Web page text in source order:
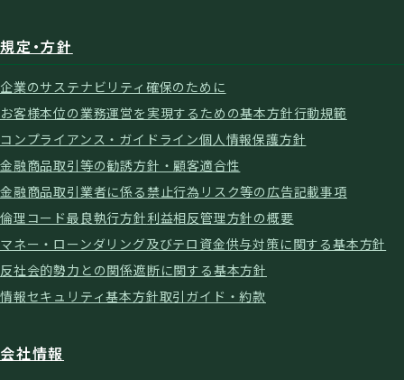
規定・方針
企業のサステナビリティ確保のために
お客様本位の業務運営を実現するための基本方針行動規範
コンプライアンス・ガイドライン個人情報保護方針
金融商品取引等の勧誘方針・顧客適合性
金融商品取引業者に係る禁止行為 リスク等の広告記載事項
倫理コード最良執行方針利益相反管理方針の概要
マネー・ローンダリング及びテロ資金供与対策に関する基本方針
反社会的勢力との関係遮断に関する基本方針
情報セキュリティ基本方針取引ガイド・約款
会社情報